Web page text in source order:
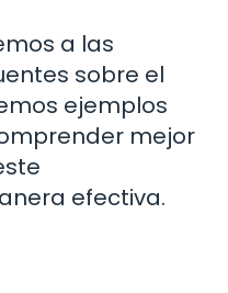
a las
sobre el
ejemplos
mejor
efectiva.